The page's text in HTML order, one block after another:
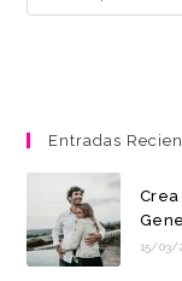
Entradas
Crea
15/03/